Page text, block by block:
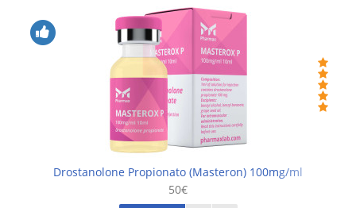
Drostanolone Propionato (Masteron) 100mg/ml
50€